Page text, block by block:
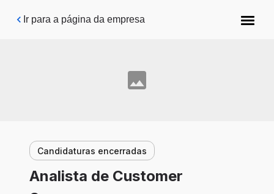
Pular para o conteúdo principal
Ir para a página da empresa
Candidaturas encerradas
Analista de Customer